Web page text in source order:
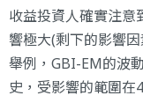
收益投資人確實注意
響極大(剩下的影響
舉例，GBI-EM的波
史，受影響的範圍在